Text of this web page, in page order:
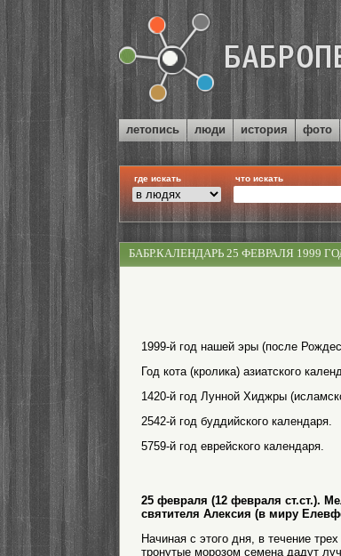
летопись люди история фото
где искать что искать
БАБР.КАЛЕНДАРЬ 25 ФЕВРАЛЯ 1999
1999-й год нашей эры (после
Год кота (кролика) азиатского
1420-й год Лунной Хиджры
2542-й год буддийского календаря.
5759-й год еврейского календаря.
25 февраля (12 февраля ст.ст.).
святителя Алексия (в миру
Начиная с этого дня, в течение
тронутые морозом семена дадут